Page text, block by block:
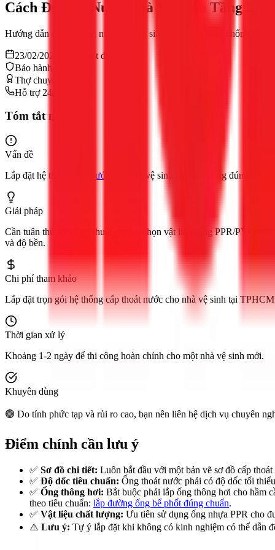
Cách Đi Ống Nước Nhà Vệ Sinh Tầng 2
Hướng dẫn cách đi ống nước nhà vệ sinh tầng 2 và cách chống
23/02/2026
phút đọc
Bảo hành 12 tháng
Thợ chuyên nghiệp
Hỗ trợ 24/7
Tóm tắt nhanh
Vấn đề
Lắp đặt hệ thống
ống nước cho nhà vệ sinh tầng 2 không đúng kỹ
Giải pháp
Cần tuân thủ sơ đồ kỹ thuật chuẩn, chọn vật liệu (ống PPR/PVC)
và độ bền.
Chi phí tham khảo
Lắp đặt trọn gói hệ thống cấp thoát nước cho nhà vệ sinh tại
Thời gian xử lý
Khoảng 1-2 ngày để thi công hoàn chỉnh cho một nhà vệ sinh mới.
Khuyên dùng
🟢 Do tính phức tạp và rủi ro cao, bạn nên liên hệ dịch vụ chuyên
Điểm chính cần lưu ý
✅ Sơ đồ chi tiết: Luôn bắt đầu với một bản vẽ sơ đồ cấp
✅ Độ dốc tiêu chuẩn: Ống thoát nước phải có độ dốc tối
✅ Ống thông hơi: Bắt buộc phải lắp ống thông hơi cho hầm
theo tiêu chuẩn: lắp đường ống bể phốt đúng chuẩn.
✅ Vật liệu chất lượng: Ưu tiên sử dụng ống nhựa PPR cho
⚠️ Lưu ý: Tự ý lắp đặt khi không có kinh nghiệm có thể dẫn